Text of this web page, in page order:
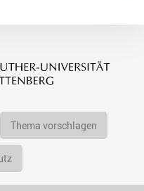
Thema vorschlagen